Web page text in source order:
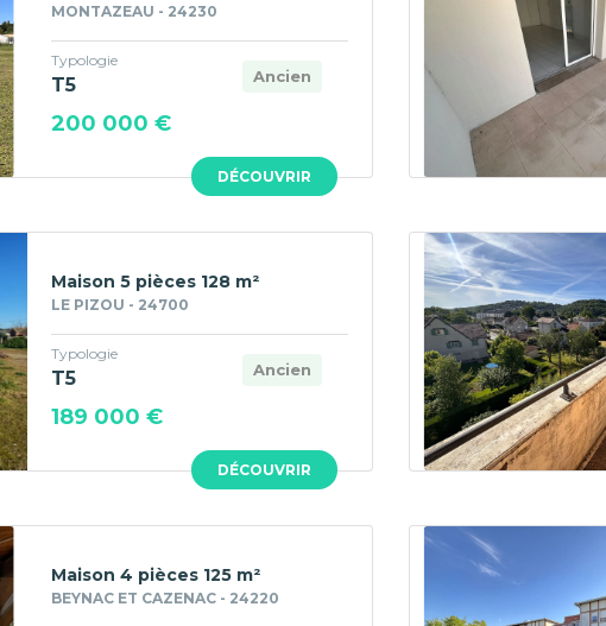
DÉCOUVRIR
MONTAZEAU - 24230
Ancien
Typologie
T5
200 000 €
DÉCOUVRIR
Maison 5 pièces 128 m²
LE PIZOU - 24700
Ancien
Typologie
T5
189 000 €
Maison 4 pièces 125 m²
BEYNAC ET CAZENAC - 24220